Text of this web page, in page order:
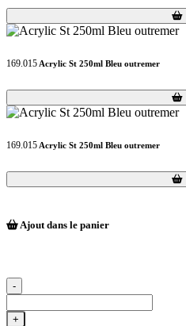
Loading...
Loading...
169.015 Acrylic St 250ml Bleu outremer
Loading...
Loading...
169.015 Acrylic St 250ml Bleu outremer
Loading...
Loading...
Ajout dans le panier
-
+